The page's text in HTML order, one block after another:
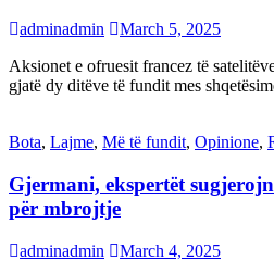
adminadmin
March 5, 2025
Aksionet e ofruesit francez të
gjatë dy ditëve të fundit mes
Bota, Lajme, Më të fundit, Opinione,
Gjermani, ekspertët
për mbrojtje
adminadmin
March 4, 2025